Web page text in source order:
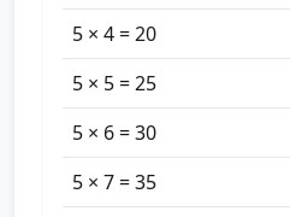
5 × 4 = 20
5 × 5 = 25
5 × 6 = 30
5 × 7 = 35